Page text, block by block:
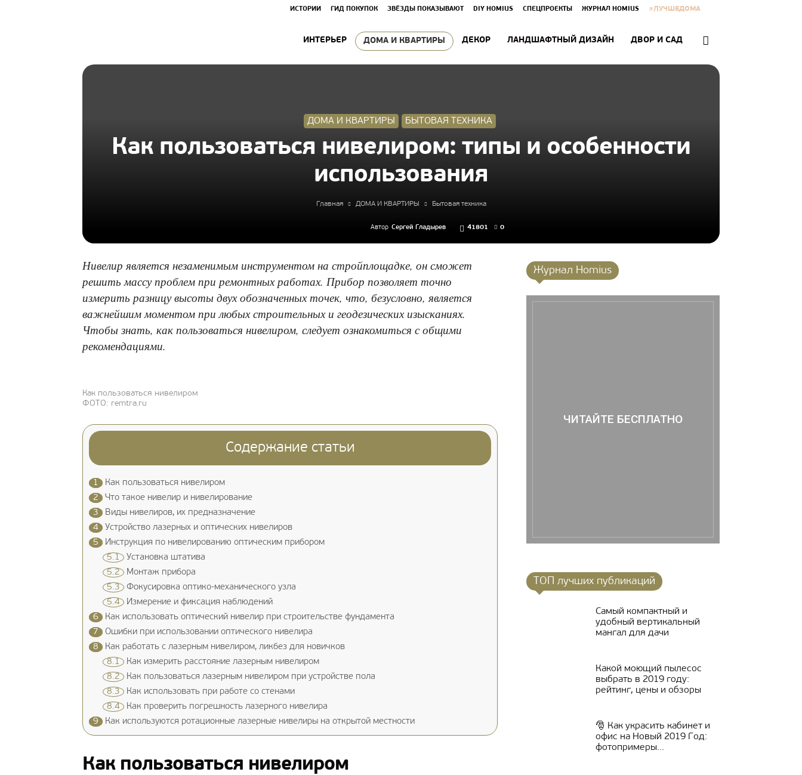
ИСТОРИИ ГИД ПОКУПОК ЗВЁЗДЫ ПОКАЗЫВАЮТ DIY HOMIUS СПЕЦПРОЕКТЫ ЖУРНАЛ HOMIUS #ЛУЧШЕДОМА
ИНТЕРЬЕР ДОМА И КВАРТИРЫ ДЕКОР ЛАНДШАФТНЫЙ ДИЗАЙН ДВОР И САД
ДОМА И КВАРТИРЫ БЫТОВАЯ ТЕХНИКА
Как пользоваться нивелиром: типы и особенности
использования
Главная ДОМА И КВАРТИРЫ Бытовая техника
Автор Сергей Гладырев 41801 0
Нивелир является незаменимым инструментом на стройплощадке, он сможет
решить массу проблем при ремонтных работах. Прибор позволяет точно
измерить разницу высоты двух обозначенных точек, что, безусловно, является
важнейшим моментом при любых строительных и геодезических изысканиях.
Чтобы знать, как пользоваться нивелиром, следует ознакомиться с общими
рекомендациями.
Как пользоваться нивелиром
ФОТО: remtra.ru
Содержание статьи
1
Как пользоваться нивелиром
2
Что такое нивелир и нивелирование
3
Виды нивелиров, их предназначение
4
Устройство лазерных и оптических нивелиров
5
Инструкция по нивелированию оптическим прибором
5.1 Установка штатива
5.2 Монтаж прибора
5.3 Фокусировка оптико-механического узла
5.4 Измерение и фиксация наблюдений
6
Как использовать оптический нивелир при строительстве фундамента
7
Ошибки при использовании оптического нивелира
8
Как работать с лазерным нивелиром, ликбез для новичков
8.1 Как измерить расстояние лазерным нивелиром
8.2 Как пользоваться лазерным нивелиром при устройстве пола
8.3 Как использовать при работе со стенами
8.4 Как проверить погрешность лазерного нивелира
9
Как используются ротационные лазерные нивелиры на открытой местности
Как пользоваться нивелиром
Журнал Homius
ЧИТАЙТЕ БЕСПЛАТНО
ТОП лучших публикаций
Самый компактный и
удобный вертикальный
мангал для дачи
Какой моющий пылесос
выбрать в 2019 году:
рейтинг, цены и обзоры
🎅 Как украсить кабинет и
офис на Новый 2019 Год:
фотопримеры...